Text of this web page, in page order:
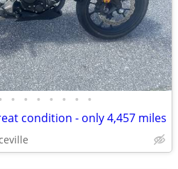
• • • • • • •
condition - only 4,457 miles